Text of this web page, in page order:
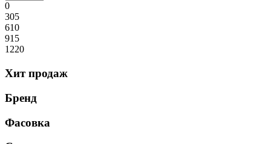
0
305
610
915
1220
Хит продаж
Бренд
Фасовка